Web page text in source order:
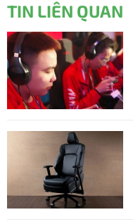
TIN LIÊN QUAN